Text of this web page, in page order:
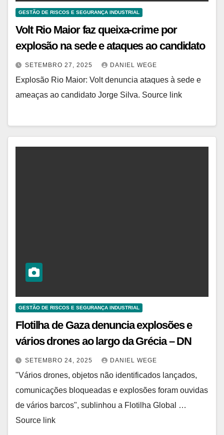
GESTÃO DE RISCOS E SEGURANÇA INDUSTRIAL
Volt Rio Maior faz queixa-crime por
explosão na sede e ataques ao candidato
SETEMBRO 27, 2025 DANIEL WEGE
Explosão Rio Maior: Volt denuncia ataques à sede e
ameaças ao candidato Jorge Silva. Source link
GESTÃO DE RISCOS E SEGURANÇA INDUSTRIAL
Flotilha de Gaza denuncia explosões e
vários drones ao largo da Grécia – DN
SETEMBRO 24, 2025 DANIEL WEGE
"Vários drones, objetos não identificados lançados,
comunicações bloqueadas e explosões foram ouvidas
de vários barcos", sublinhou a Flotilha Global …
Source link